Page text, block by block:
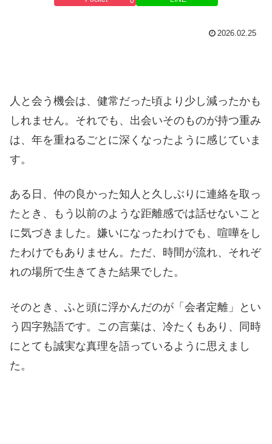
2026.02.25
人と会う機会は、健常だった頃より少し減ったかも
しれません。それでも、出会いそのものが持つ重み
は、年を重ねるごとに深くなったように感じていま
す。
ある日、仲の良かった知人と久しぶりに連絡を取っ
たとき、もう以前のような距離感では話せないこと
に気づきました。嫌いになったわけでも、喧嘩をし
たわけでもありません。ただ、時間が流れ、それぞ
れの場所で生きてきた結果でした。
そのとき、ふと頭に浮かんだのが「会者定離」とい
う四字熟語です。この言葉は、冷たくもあり、同時
にとても誠実な真理を語っているように思えまし
た。